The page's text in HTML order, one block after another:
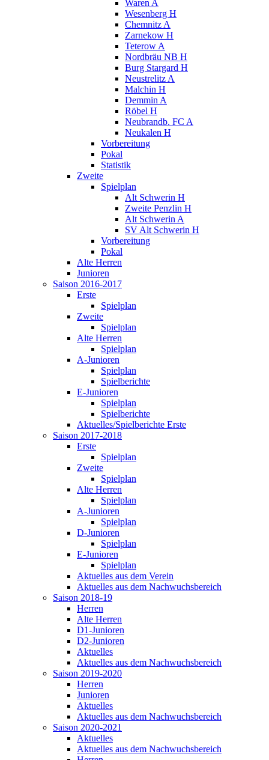
Waren A
Wesenberg H
Chemnitz A
Zarnekow H
Teterow A
Nordbräu NB H
Burg Stargard H
Neustrelitz A
Malchin H
Demmin A
Röbel H
Neubrandb. FC A
Neukalen H
Vorbereitung
Pokal
Statistik
Zweite
Spielplan
Alt Schwerin H
Zweite Penzlin H
Alt Schwerin A
SV Alt Schwerin H
Vorbereitung
Pokal
Alte Herren
Junioren
Saison 2016-2017
Erste
Spielplan
Zweite
Spielplan
Alte Herren
Spielplan
A-Junioren
Spielplan
Spielberichte
E-Junioren
Spielplan
Spielberichte
Aktuelles/Spielberichte Erste
Saison 2017-2018
Erste
Spielplan
Zweite
Spielplan
Alte Herren
Spielplan
A-Junioren
Spielplan
D-Junioren
Spielplan
E-Junioren
Spielplan
Aktuelles aus dem Verein
Aktuelles aus dem Nachwuchsbereich
Saison 2018-19
Herren
Alte Herren
D1-Junioren
D2-Junioren
Aktuelles
Aktuelles aus dem Nachwuchsbereich
Saison 2019-2020
Herren
Junioren
Aktuelles
Aktuelles aus dem Nachwuchsbereich
Saison 2020-2021
Aktuelles
Aktuelles aus dem Nachwuchsbereich